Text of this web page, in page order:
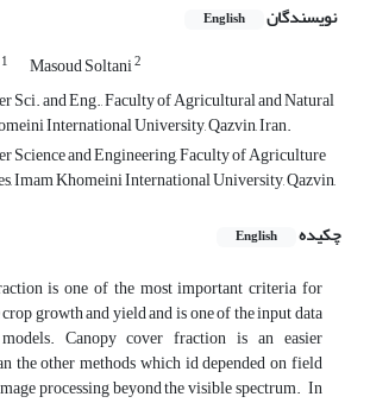
نویسندگان English
1 Masoud Soltani2
Sci. and Eng., Faculty of Agricultural and Natural
International University, Qazvin, Iran.
Science and Engineering, Faculty of Agriculture
Imam Khomeini International University, Qazvin,
چکیده
English
is one of the most important criteria for
growth and yield and is one of the input data
Canopy cover fraction is an easier
the other methods which id depended on field
processing beyond the visible ‎spectrum. ‎ In